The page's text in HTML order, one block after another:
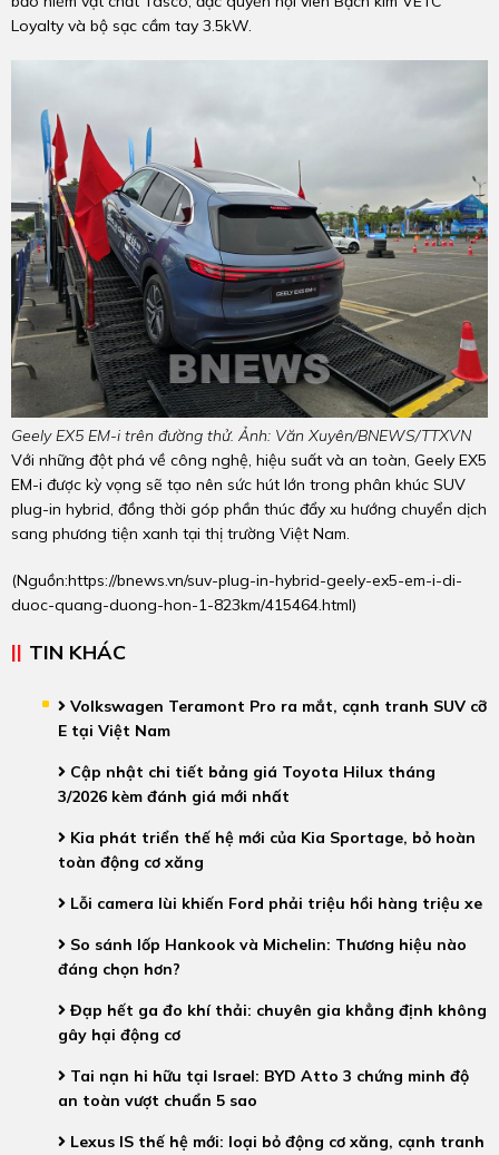
Loyalty và bộ sạc cầm tay 3.5kW.
Geely EX5 EM-i trên đường thử. Ảnh: Văn Xuyên/BNEWS/TTXVN
Với những đột phá về công nghệ, hiệu suất và an toàn, Geely EX5
EM-i được kỳ vọng sẽ tạo nên sức hút lớn trong phân khúc SUV
plug-in hybrid, đồng thời góp phần thúc đẩy xu hướng chuyển dịch
sang phương tiện xanh tại thị trường Việt Nam.
(Nguồn:https://bnews.vn/suv-plug-in-hybrid-geely-ex5-em-i-di-
duoc-quang-duong-hon-1-823km/415464.html)
TIN KHÁC
Volkswagen Teramont Pro ra mắt, cạnh tranh SUV cỡ
E tại Việt Nam
Cập nhật chi tiết bảng giá Toyota Hilux tháng
3/2026 kèm đánh giá mới nhất
Kia phát triển thế hệ mới của Kia Sportage, bỏ hoàn
toàn động cơ xăng
Lỗi camera lùi khiến Ford phải triệu hồi hàng triệu xe
So sánh lốp Hankook và Michelin: Thương hiệu nào
đáng chọn hơn?
Đạp hết ga đo khí thải: chuyên gia khẳng định không
gây hại động cơ
Tai nạn hi hữu tại Israel: BYD Atto 3 chứng minh độ
an toàn vượt chuẩn 5 sao
Lexus IS thế hệ mới: loại bỏ động cơ xăng, cạnh tranh